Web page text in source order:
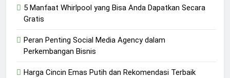
5 Manfaat Whirlpool yang Bisa Anda Dapatkan Secara
Gratis
Peran Penting Social Media Agency dalam
Perkembangan Bisnis
Harga Cincin Emas Putih dan Rekomendasi Terbaik